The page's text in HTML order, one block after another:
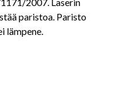
paristoa. Paristo
lämpene.